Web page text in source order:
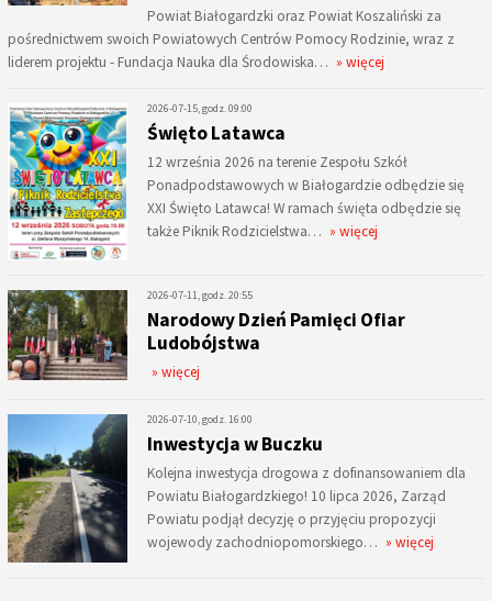
Powiat Białogardzki oraz Powiat Koszaliński za
pośrednictwem swoich Powiatowych Centrów Pomocy Rodzinie, wraz z
liderem projektu - Fundacja Nauka dla Środowiska… » więcej
2026-07-15, godz. 09:00
Święto Latawca
12 września 2026 na terenie Zespołu Szkół
Ponadpodstawowych w Białogardzie odbędzie się
XXI Święto Latawca! W ramach święta odbędzie się
także Piknik Rodzicielstwa… » więcej
2026-07-11, godz. 20:55
Narodowy Dzień Pamięci Ofiar
Ludobójstwa
» więcej
2026-07-10, godz. 16:00
Inwestycja w Buczku
Kolejna inwestycja drogowa z dofinansowaniem dla
Powiatu Białogardzkiego! 10 lipca 2026, Zarząd
Powiatu podjął decyzję o przyjęciu propozycji
wojewody zachodniopomorskiego… » więcej